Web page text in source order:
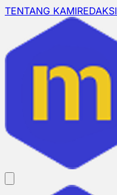
TENTANG KAMIREDAKSI